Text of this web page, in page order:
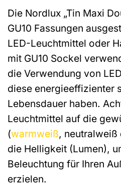
Die Nordlux „Tin Maxi
GU10 Fassungen
LED-Leuchtmittel oder
mit GU10 Sockel
die Verwendung von
diese energieeffizienter
Lebensdauer haben.
Leuchtmittel auf die
(warmweiß, neutralweiß
die Helligkeit (Lumen),
Beleuchtung für Ihren
erzielen.